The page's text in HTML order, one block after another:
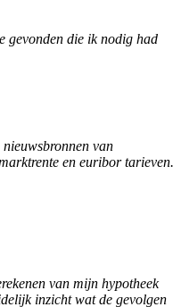
gevonden die ik nodig had
van
en euribor tarieven.
van mijn hypotheek
inzicht wat de gevolgen